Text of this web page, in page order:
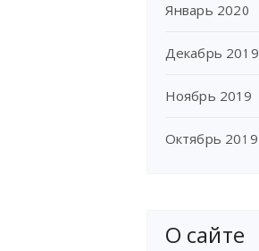
Январь 2020
Декабрь 2019
Ноябрь 2019
Октябрь 2019
О сайте